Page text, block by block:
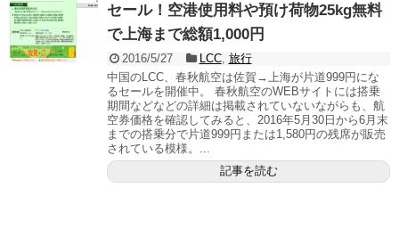
セール！空港使用料や預け荷物25kg無料
で上海まで総額1,000円
2016/5/27 LCC, 旅行
中国のLCC、春秋航空は佐賀→上海が片道999円にな
るセールを開催中。 春秋航空のWEBサイトには搭乗
期間などなどの詳細は掲載されていないながらも、航
空券価格を確認してみると、2016年5月30日から6月末
までの搭乗分で片道999円または1,580円の残席が販売
されている模様。...
記事を読む